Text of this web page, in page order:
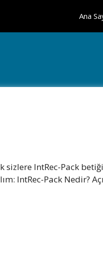
Ana
sizlere IntRec-Pack
IntRec-Pack Nedir?